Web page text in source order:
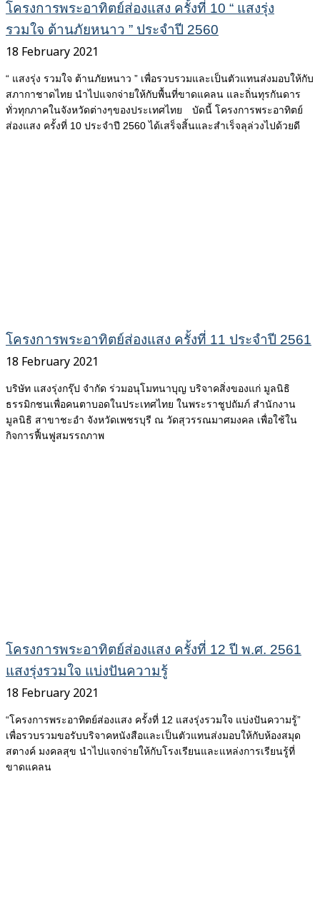
โครงการพระอาทิตย์ส่องแสง ครั้งที่ 10 “ แสงรุ่ง
รวมใจ ต้านภัยหนาว ” ประจำปี 2560
18 February 2021
“ แสงรุ่ง รวมใจ ต้านภัยหนาว ” เพื่อรวบรวมและเป็นตัวแทนส่งมอบให้กับ
สภากาชาดไทย นำไปแจกจ่ายให้กับพื้นที่ขาดแคลน และถิ่นทุรกันดาร
ทั่วทุกภาคในจังหวัดต่างๆของประเทศไทย บัดนี้ โครงการพระอาทิตย์
ส่องแสง ครั้งที่ 10 ประจำปี 2560 ได้เสร็จสิ้นและสำเร็จลุล่วงไปด้วยดี
โครงการพระอาทิตย์ส่องแสง ครั้งที่ 11 ประจำปี 2561
18 February 2021
บริษัท แสงรุ่งกรุ๊ป จำกัด ร่วมอนุโมทนาบุญ บริจาคสิ่งของแก่ มูลนิธิ
ธรรมิกชนเพื่อคนตาบอดในประเทศไทย ในพระราชูปถัมภ์ สำนักงาน
มูลนิธิ สาขาชะอำ จังหวัดเพชรบุรี ณ วัดสุวรรณมาศมงคล เพื่อใช้ใน
กิจการฟื้นฟูสมรรถภาพ
โครงการพระอาทิตย์ส่องแสง ครั้งที่ 12 ปี พ.ศ. 2561
แสงรุ่งรวมใจ แบ่งปันความรู้
18 February 2021
“โครงการพระอาทิตย์ส่องแสง ครั้งที่ 12 แสงรุ่งรวมใจ แบ่งปันความรู้”
เพื่อรวบรวมขอรับบริจาคหนังสือและเป็นตัวแทนส่งมอบให้กับห้องสมุด
สตางค์ มงคลสุข นำไปแจกจ่ายให้กับโรงเรียนและแหล่งการเรียนรู้ที่
ขาดแคลน